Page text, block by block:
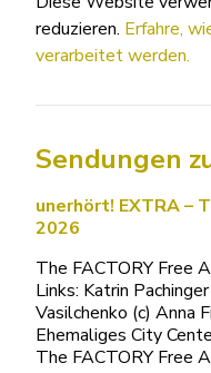
reduzieren. Erfahre,
verarbeitet werden.
Sendungen
unerhört! EXTRA –
2026
The FACTORY Free
Links: Katrin
Vasilchenko (c) Anna
Ehemaliges City
The FACTORY Free